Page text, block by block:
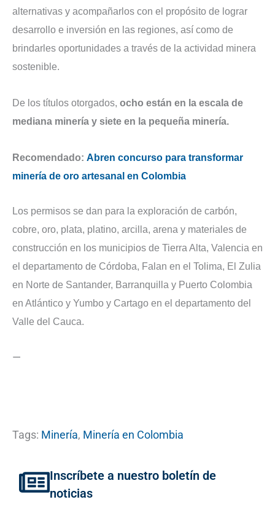
alternativas y acompañarlos con el propósito de lograr
desarrollo e inversión en las regiones, así como de
brindarles oportunidades a través de la actividad minera
sostenible.
De los títulos otorgados, ocho están en la escala de
mediana minería y siete en la pequeña minería.
Recomendado: Abren concurso para transformar
minería de oro artesanal en Colombia
Los permisos se dan para la exploración de carbón,
cobre, oro, plata, platino, arcilla, arena y materiales de
construcción en los municipios de Tierra Alta, Valencia en
el departamento de Córdoba, Falan en el Tolima, El Zulia
en Norte de Santander, Barranquilla y Puerto Colombia
en Atlántico y Yumbo y Cartago en el departamento del
Valle del Cauca.
—
Tags: Minería, Minería en Colombia
Inscríbete a nuestro boletín de
noticias